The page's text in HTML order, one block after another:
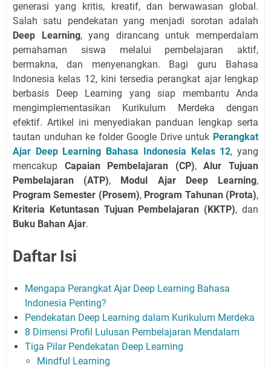
generasi yang kritis, kreatif, dan berwawasan global.
Salah satu pendekatan yang menjadi sorotan adalah
Deep Learning, yang dirancang untuk memperdalam
pemahaman siswa melalui pembelajaran aktif,
bermakna, dan menyenangkan. Bagi guru Bahasa
Indonesia kelas 12, kini tersedia perangkat ajar lengkap
berbasis Deep Learning yang siap membantu Anda
mengimplementasikan Kurikulum Merdeka dengan
efektif. Artikel ini menyediakan panduan lengkap serta
tautan unduhan ke folder Google Drive untuk Perangkat
Ajar Deep Learning Bahasa Indonesia Kelas 12, yang
mencakup Capaian Pembelajaran (CP),Alur Tujuan
Pembelajaran (ATP), Modul Ajar Deep Learning,
Program Semester (Prosem), Program Tahunan (Prota),
Kriteria Ketuntasan Tujuan Pembelajaran (KKTP), dan
Buku Bahan Ajar.
Daftar Isi
Mengapa Perangkat Ajar Deep Learning Bahasa
Indonesia Penting?
Pendekatan Deep Learning dalam Kurikulum Merdeka
8 Dimensi Profil Lulusan Pembelajaran Mendalam
Tiga Pilar Pendekatan Deep Learning
Mindful Learning